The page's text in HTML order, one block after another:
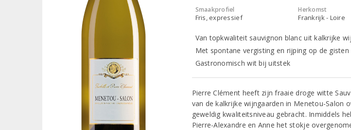
Smaakprofiel
Fris, expressief
Herkomst
Frankrijk - Loire
Van topkwaliteit sauvignon blanc uit kalkrijke
Met spontane vergisting en rijping op de gisten
Gastronomisch wit bij uitstek
Pierre Clément heeft zijn fraaie droge witte
van de kalkrijke wijngaarden in Menetou-Salon
geweldig kwaliteitsniveau gebracht. Inmiddels
Pierre-Alexandre en Anne het stokje